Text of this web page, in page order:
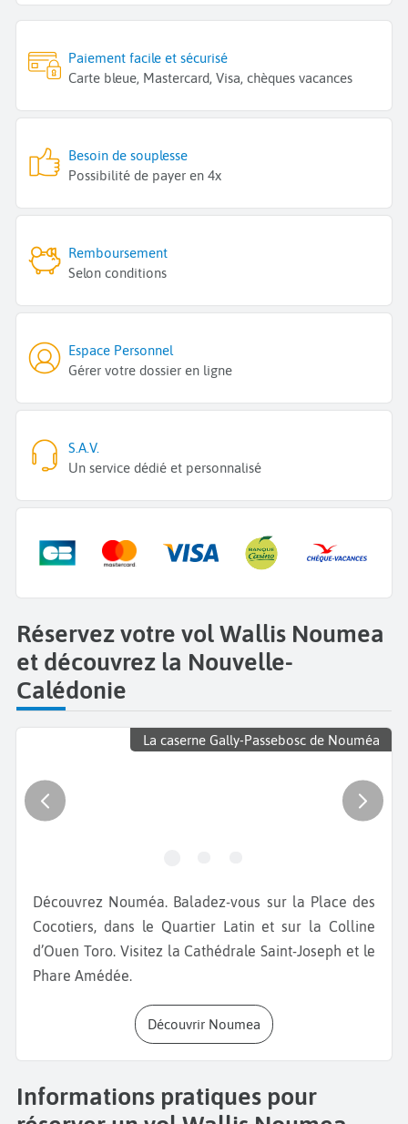
Paiement facile et sécurisé
Carte bleue, Mastercard, Visa, chèques vacances
Besoin de souplesse
Possibilité de payer en 4x
Remboursement
Selon conditions
Espace Personnel
Gérer votre dossier en ligne
S.A.V.
Un service dédié et personnalisé
Réservez votre vol Wallis Noumea
et découvrez la Nouvelle-
Calédonie
La caserne Gally-Passebosc de Nouméa
Découvrez Nouméa. Baladez-vous sur la Place des
Cocotiers, dans le Quartier Latin et sur la Colline
d’Ouen Toro. Visitez la Cathédrale Saint-Joseph et le
Phare Amédée.
Découvrir Noumea
Informations pratiques pour